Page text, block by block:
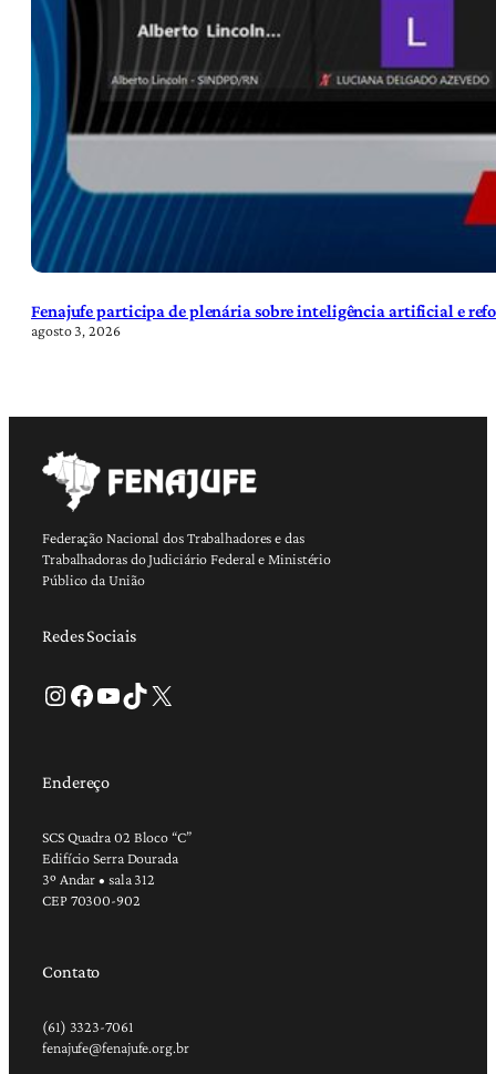
Fenajufe participa de plenária sobre inteligência artificial e
agosto 3, 2026
Federação Nacional dos Trabalhadores e das
Trabalhadoras do Judiciário Federal e Ministério
Público da União
Redes Sociais
Instagram Facebook Youtube TikTok X
Endereço
SCS Quadra 02 Bloco “C”
Edifício Serra Dourada
3º Andar • sala 312
CEP 70300-902
Contato
(61) 3323-7061
fenajufe@fenajufe.org.br